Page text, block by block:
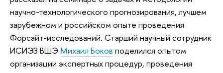
научно-технологического прогнозирования, лучшем
зарубежном и российском опыте проведения
Форсайт-исследований. Старший научный сотрудник
ИСИЭЗ ВШЭ Михаил Боков поделился опытом
организации экспертных процедур, проведения